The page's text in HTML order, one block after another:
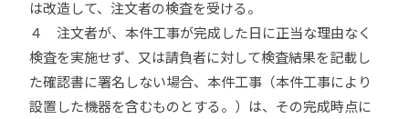
は改造して、注文者の検査を受ける。
４ 注文者が、本件工事が完成した日に正当な理由なく
検査を実施せず、又は請負者に対して検査結果を記載し
た確認書に署名しない場合、本件工事（本件工事により
設置した機器を含むものとする。）は、その完成時点に